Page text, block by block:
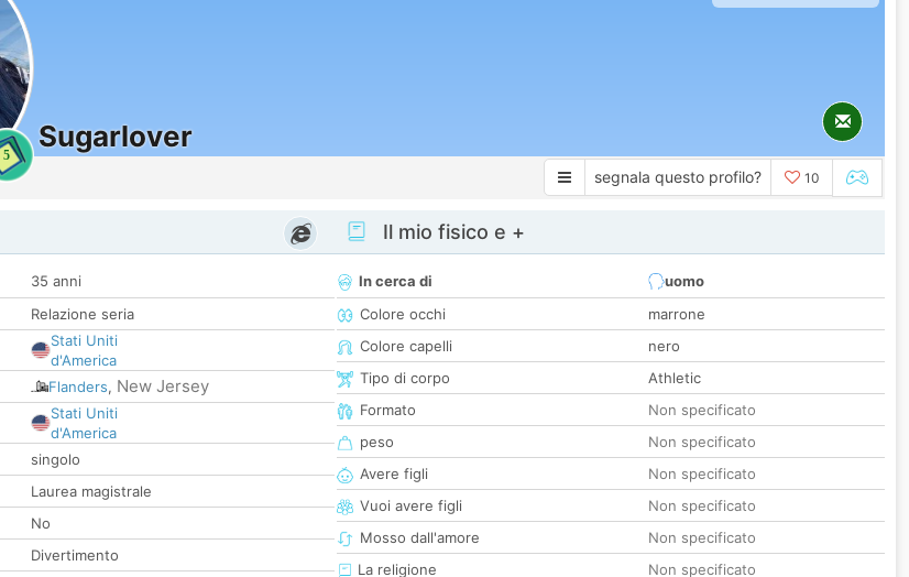
5
Sugarlover
segnala questo profilo? 10
35 anni
Relazione seria
Stati Uniti
d'America
Flanders, New Jersey
Stati Uniti
d'America
singolo
Laurea magistrale
No
Divertimento
Il mio fisico e +
In cerca di
uomo
Colore occhi
marrone
Colore capelli
nero
Tipo di corpo
Athletic
Formato
Non specificato
peso
Non specificato
Avere figli
Non specificato
Vuoi avere figli
Non specificato
Mosso dall'amore
Non specificato
La religione
Non specificato